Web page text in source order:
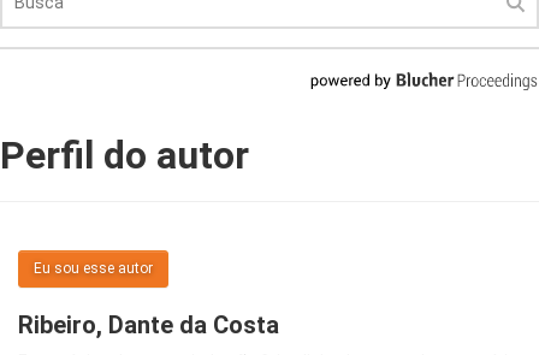
Perfil do autor
Eu sou esse autor
Ribeiro, Dante da Costa